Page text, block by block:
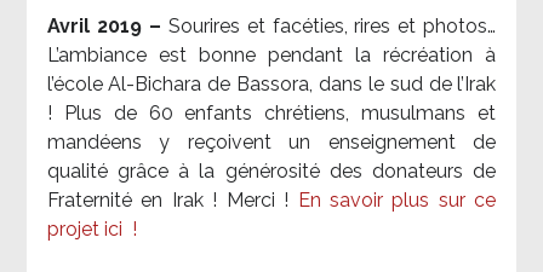
Avril 2019 – Sourires et facéties, rires et photos…
L’ambiance est bonne pendant la récréation à
l’école Al-Bichara de Bassora, dans le sud de l’Irak
! Plus de 60 enfants chrétiens, musulmans et
mandéens y reçoivent un enseignement de
qualité grâce à la générosité des donateurs de
Fraternité en Irak ! Merci !
En savoir plus sur ce
projet ici !